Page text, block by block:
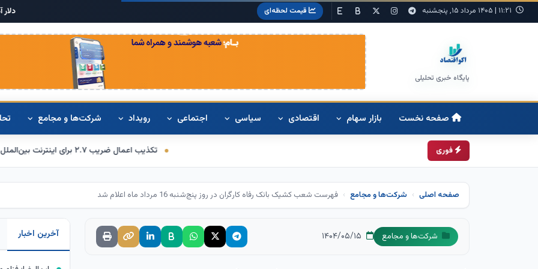
۱۱:۲۱ | ۱۴۰۵ مرداد ۱۵, پنجشنبه قیمت لحظه‌ای
پایگاه خبری تحلیلی
صفحه نخست بازار سهام اقتصادی سیاسی اجتماعی رویداد شرکت‌ها و مجامع
فوری تکذیب اعمال ضریب ۲.۷ برای اینترنت بین‌الملل از سوی سازمان تنظیم مقررات
صفحه اصلی شرکت‌ها و مجامع فهرست شعب کشیک بانک رفاه کارگران در روز پنج‌شنبه 16 مرداد ماه اعلام شد
شرکت‌ها و مجامع آخرین اخبار